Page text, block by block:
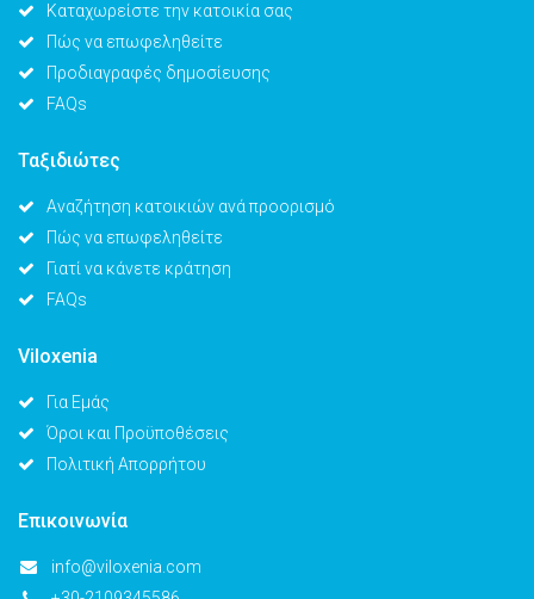
Καταχωρείστε την κατοικία σας
Πώς να επωφεληθείτε
Προδιαγραφές δημοσίευσης
FAQs
Ταξιδιώτες
Αναζήτηση κατοικιών ανά προορισμό
Πώς να επωφεληθείτε
Γιατί να κάνετε κράτηση
FAQs
Viloxenia
Για Εμάς
Όροι και Προϋποθέσεις
Πολιτική Απορρήτου
Επικοινωνία
info@viloxenia.com